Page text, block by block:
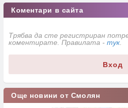
Коментари в сайта
Трябва да сте регистриран
коментирате. Правилата - тук
Вход
Още новини от Смолян